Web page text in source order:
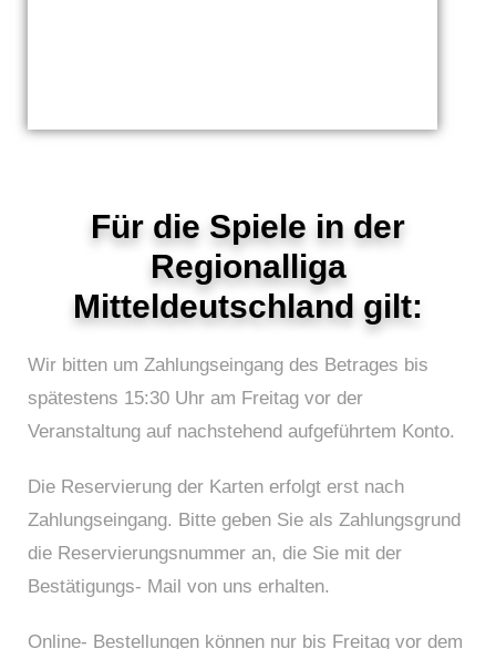
Für die Spiele in der
Regionalliga
Mitteldeutschland gilt:
Wir bitten um Zahlungseingang des Betrages bis
spätestens 15:30 Uhr am Freitag vor der
Veranstaltung auf nachstehend aufgeführtem Konto.
Die Reservierung der Karten erfolgt erst nach
Zahlungseingang. Bitte geben Sie als Zahlungsgrund
die Reservierungsnummer an, die Sie mit der
Bestätigungs- Mail von uns erhalten.
Online- Bestellungen können nur bis Freitag vor dem